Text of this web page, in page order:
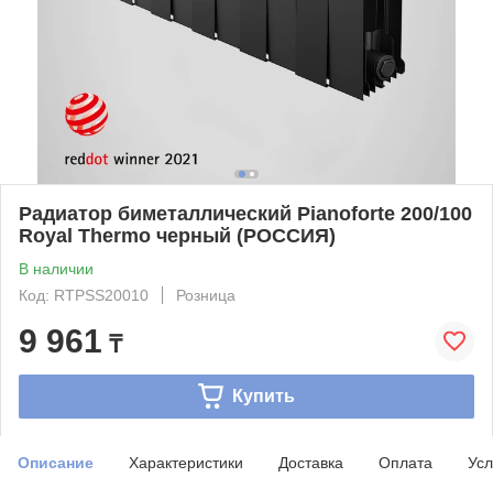
Радиатор биметаллический Pianoforte 200/100
Royal Thermo черный (РОССИЯ)
В наличии
Код: RTPSS20010
Розница
9 961 ₸
Купить
Описание Характеристики Доставка Оплата